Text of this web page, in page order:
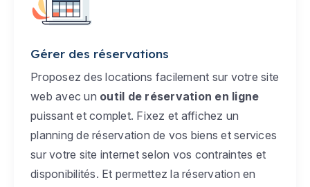
Gérer des réservations
Proposez des locations facilement sur votre site
web avec un outil de réservation en ligne
puissant et complet. Fixez et affichez un
planning de réservation de vos biens et services
sur votre site internet selon vos contraintes et
disponibilités. Et permettez la réservation en